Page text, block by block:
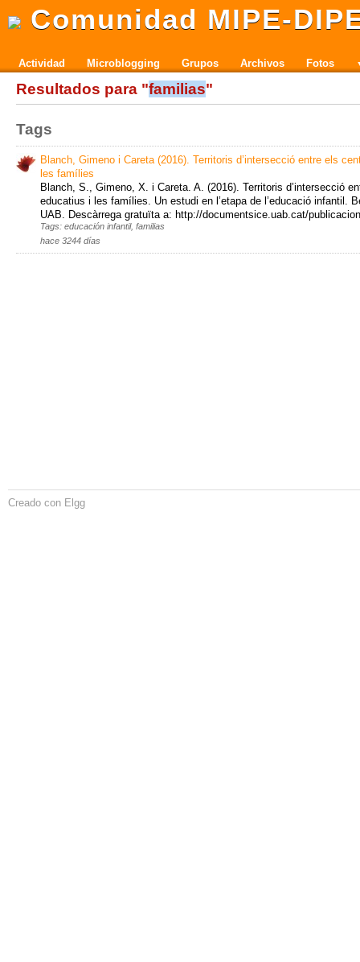
Comunidad MIPE-
Actividad Microblogging Grupos Archivos Fotos
Resultados para "familias"
Tags
Blanch, Gimeno i Careta (2016). Territoris d’intersecció entre els
les famílies
Blanch, S., Gimeno, X. i Careta. A. (2016). Territoris d’intersecció
educatius i les famílies. Un estudi en l’etapa de l’educació infantil.
UAB. Descàrrega gratuïta a: http://documentsice.uab.cat/
Tags: educación infantil, familias
hace 3244 días
Creado con Elgg